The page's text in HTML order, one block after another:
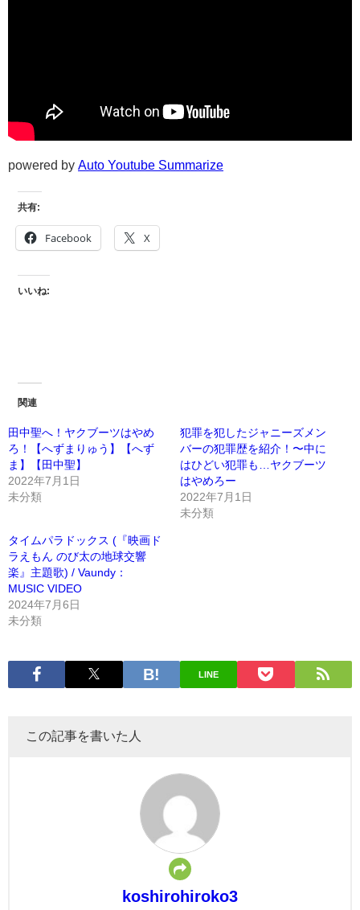
powered by Auto Youtube Summarize
共有:
Facebook X
いいね:
関連
田中聖へ！ヤクブーツはやめ
ろ！【へずまりゅう】【へず
ま】【田中聖】
2022年7月1日
未分類
犯罪を犯したジャニーズメン
バーの犯罪歴を紹介！〜中に
はひどい犯罪も…ヤクブーツ
はやめろー
2022年7月1日
未分類
タイムパラドックス (『映画ド
ラえもん のび太の地球交響
楽』主題歌) / Vaundy：
MUSIC VIDEO
2024年7月6日
未分類
LINE
この記事を書いた人
koshirohiroko3